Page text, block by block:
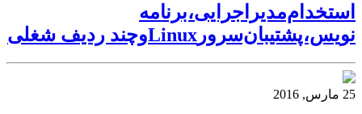
استخدام‌مدیراجرایی،برنامه
نویس،پشتیبان‌سرور‌Linuxوچند ردیف‌ شغلی
25 مارس, 2016